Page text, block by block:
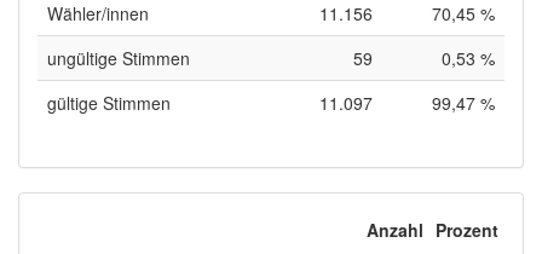
Wähler/innen
11.156
70,45 %
ungültige Stimmen
59
0,53 %
gültige Stimmen
11.097 99,47 %
Anzahl Prozent